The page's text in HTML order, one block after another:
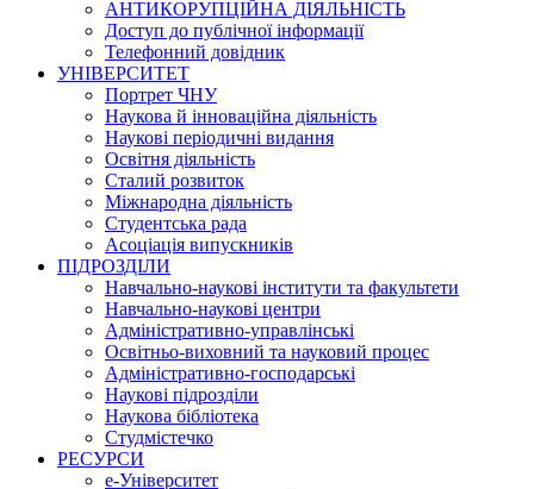
АНТИКОРУПЦІЙНА ДІЯЛЬНІСТЬ
Доступ до публічної інформації
Телефонний довідник
УНІВЕРСИТЕТ
Портрет ЧНУ
Наукова й інноваційна діяльність
Наукові періодичні видання
Освітня діяльність
Сталий розвиток
Міжнародна діяльність
Студентська рада
Асоціація випускників
ПІДРОЗДІЛИ
Навчально-наукові інститути та факультети
Навчально-наукові центри
Адміністративно-управлінські
Освітньо-виховний та науковий процес
Адміністративно-господарські
Наукові підрозділи
Наукова бібліотека
Студмістечко
РЕСУРСИ
е-Університет